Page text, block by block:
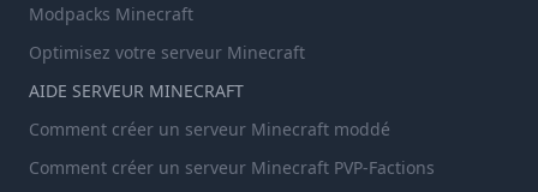
Modpacks Minecraft
Optimisez votre serveur Minecraft
AIDE SERVEUR MINECRAFT
Comment créer un serveur Minecraft moddé
Comment créer un serveur Minecraft PVP-Factions